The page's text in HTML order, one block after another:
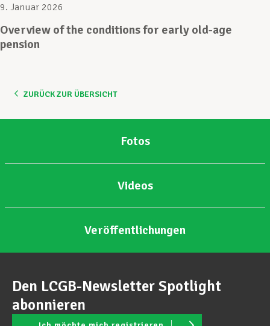
Mitglied werden
9. Januar 2026
Overview of the conditions for early old-age
pension
ZURÜCK ZUR ÜBERSICHT
Fotos
Videos
Veröffentlichungen
Den LCGB-Newsletter Spotlight
abonnieren